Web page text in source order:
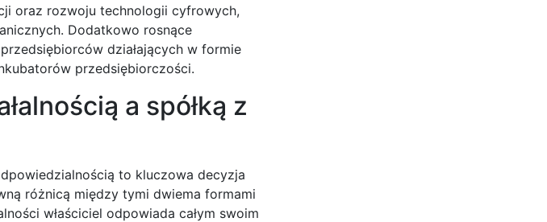
oraz rozwoju technologii cyfrowych,
Dodatkowo rosnące
działających w formie
przedsiębiorczości.
a spółką z
to kluczowa decyzja
różnicą między tymi dwiema formami
właściciel odpowiada całym swoim